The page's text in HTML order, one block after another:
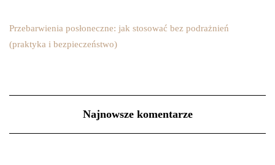
Przebarwienia posłoneczne: jak stosować bez podrażnień
(praktyka i bezpieczeństwo)
Najnowsze komentarze